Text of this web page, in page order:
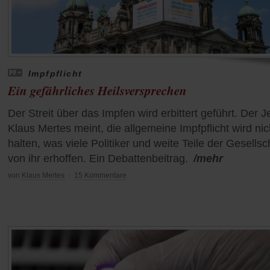
Impfpflicht
Ein gefährliches Heilsversprechen
Der Streit über das Impfen wird erbittert geführt. Der
Klaus Mertes meint, die allgemeine Impfpflicht wird
halten, was viele Politiker und weite Teile der
von ihr erhoffen. Ein Debattenbeitrag. /mehr
von Klaus Mertes 15 Kommentare